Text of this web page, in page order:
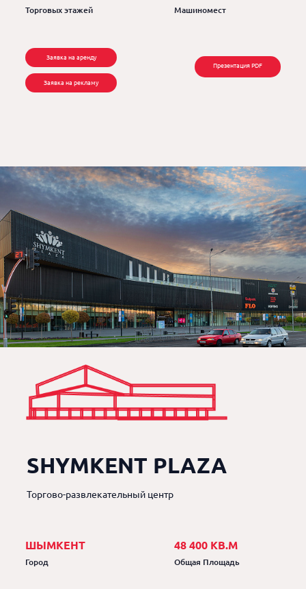
Торговых этажей Машиномест
Заявка на аренду
Заявка на рекламу
Презентация PDF
SHYMKENT PLAZA
Торгово-развлекательный центр
ШЫМКЕНТ
Город
48 400 КВ.М
Общая Площадь